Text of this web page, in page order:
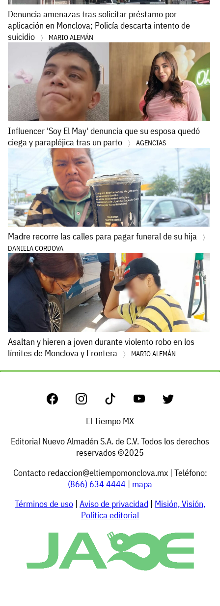
Denuncia amenazas tras solicitar préstamo por
aplicación en Monclova; Policía descarta intento de
suicidio
MARIO ALEMÁN
Influencer 'Soy El May' denuncia que su esposa quedó
ciega y parapléjica tras un parto
AGENCIAS
Madre recorre las calles para pagar funeral de su hija
DANIELA CORDOVA
Asaltan y hieren a joven durante violento robo en los
límites de Monclova y Frontera
MARIO ALEMÁN
El Tiempo MX
Editorial Nuevo Almadén S.A. de C.V. Todos los derechos
reservados ©2025
Contacto redaccion@eltiempomonclova.mx| Teléfono:
(866) 634 4444 | mapa
Términos de uso | Aviso de privacidad | Misión, Visión,
Política editorial